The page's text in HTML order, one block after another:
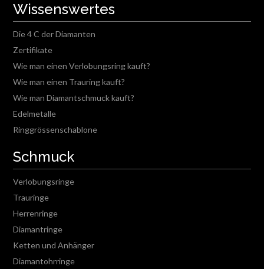
Wissenswertes
Die 4 C der Diamanten
Zertifikate
Wie man einen Verlobungsring kauft?
Wie man einen Trauring kauft?
Wie man Diamantschmuck kauft?
Edelmetalle
Ringgrössenschablone
Schmuck
Verlobungsringe
Trauringe
Herrenringe
Diamantringe
Ketten und Anhänger
Diamantohrringe